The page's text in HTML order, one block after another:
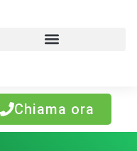
Chiama ora